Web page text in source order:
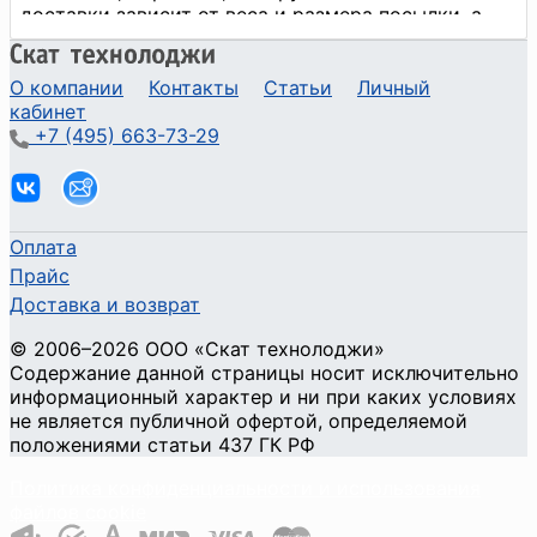
О компании Контакты Статьи
Личный
кабинет
+7 (495) 663-73-29
Оплата
Прайс
Доставка и возврат
© 2006–2026 ООО «Скат технолоджи»
Содержание данной страницы носит исключительно
информационный характер и ни при каких условиях
не является публичной офертой, определяемой
положениями статьи 437 ГК РФ